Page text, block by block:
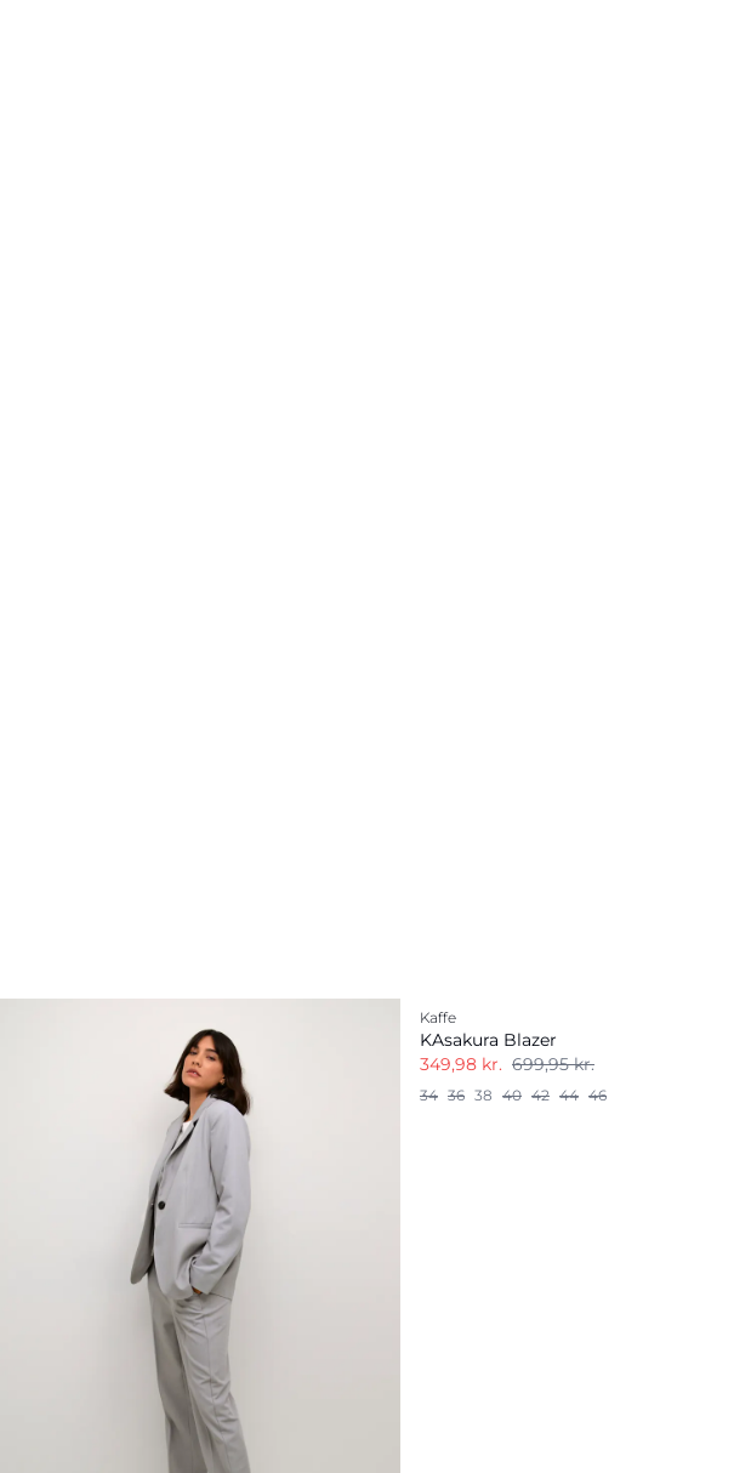
Kaffe
KAsakura Blazer
349,98 kr. 699,95 kr.
34 36 38 40 42 44 46